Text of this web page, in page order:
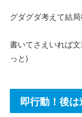
グダグダ考えて結
書いてさえいれば
っと)
即行動！後は